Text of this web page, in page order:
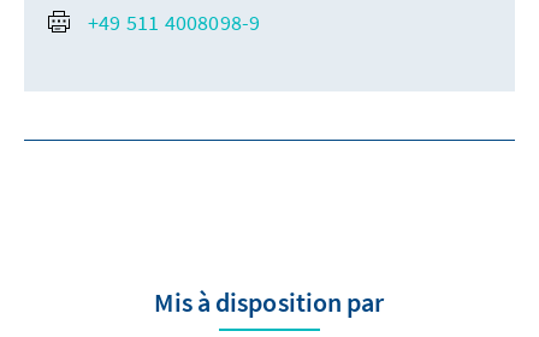
+49 511 4008098-9
Mis à disposition par